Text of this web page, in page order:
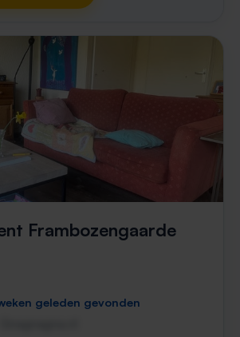
Frambozengaarde
geleden gevonden